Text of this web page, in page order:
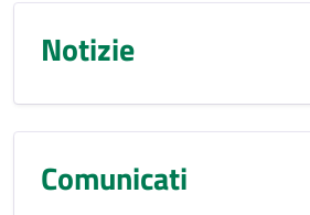
Notizie
Comunicati